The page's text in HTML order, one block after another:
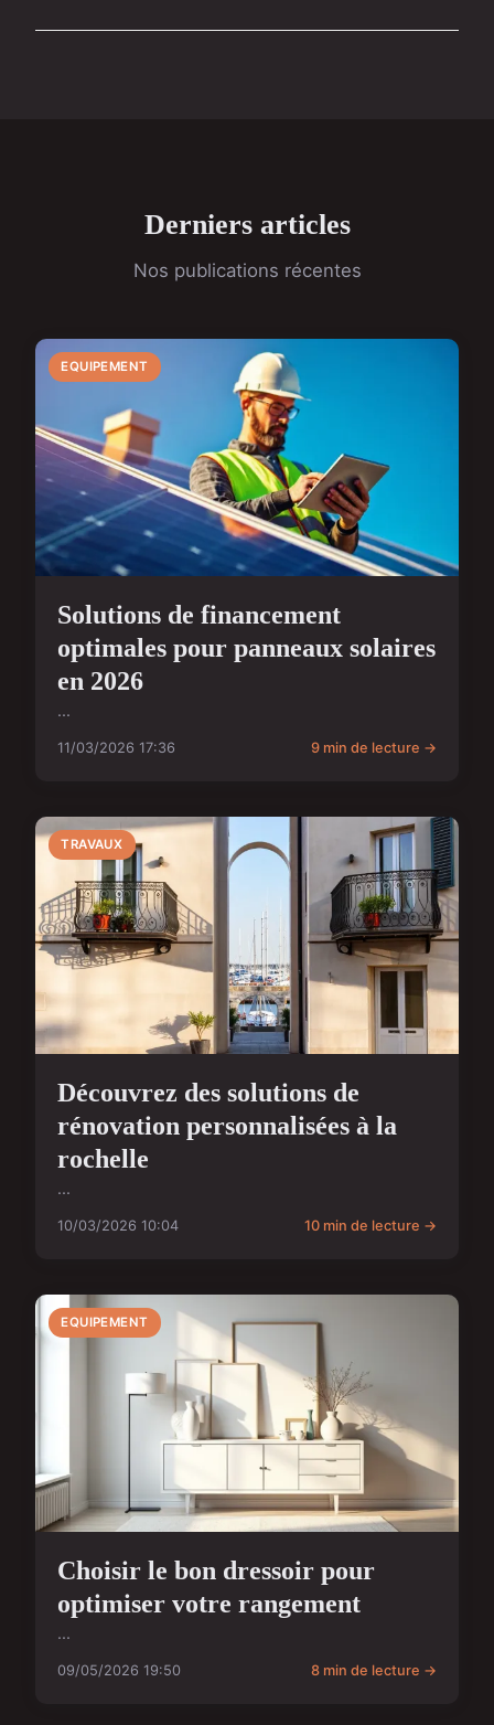
Derniers articles
Nos publications récentes
EQUIPEMENT
Solutions de financement
optimales pour panneaux solaires
en 2026
...
11/03/2026 17:36 9 min de lecture →
TRAVAUX
Découvrez des solutions de
rénovation personnalisées à la
rochelle
...
10/03/2026 10:04 10 min de lecture →
EQUIPEMENT
Choisir le bon dressoir pour
optimiser votre rangement
...
09/05/2026 19:50 8 min de lecture →